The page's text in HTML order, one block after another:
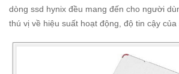
dòng ssd hynix đều mang đến cho người
thú vị về hiệu suất hoạt động, độ tin cậy của